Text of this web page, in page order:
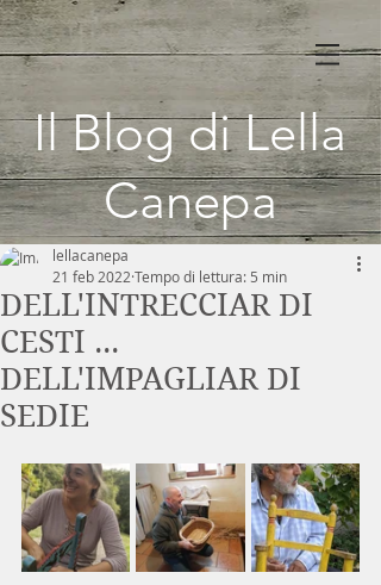
Il Blog di Lella
Canepa
DELL'INTRECCIAR DI
CESTI ...
DELL'IMPAGLIAR DI
SEDIE
lellacanepa
21 feb 2022 Tempo di lettura: 5 min